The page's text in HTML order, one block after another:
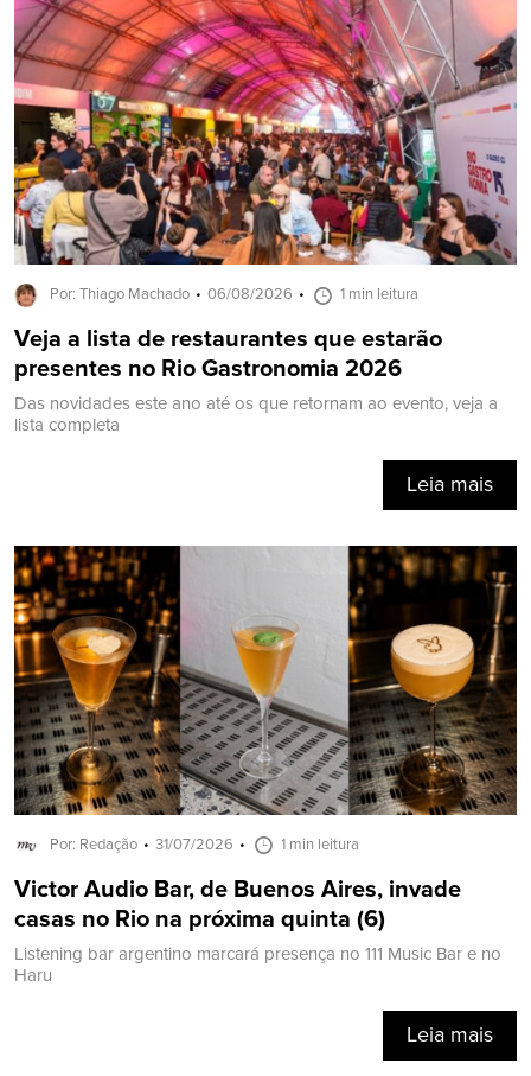
Por: Thiago Machado 06/08/2026 1 min leitura
Veja a lista de restaurantes que estarão
presentes no Rio Gastronomia 2026
Das novidades este ano até os que retornam ao evento, veja a
lista completa
Leia mais
Por: Redação 31/07/2026 1 min leitura
Victor Audio Bar, de Buenos Aires, invade
casas no Rio na próxima quinta (6)
Listening bar argentino marcará presença no 111 Music Bar e no
Haru
Leia mais